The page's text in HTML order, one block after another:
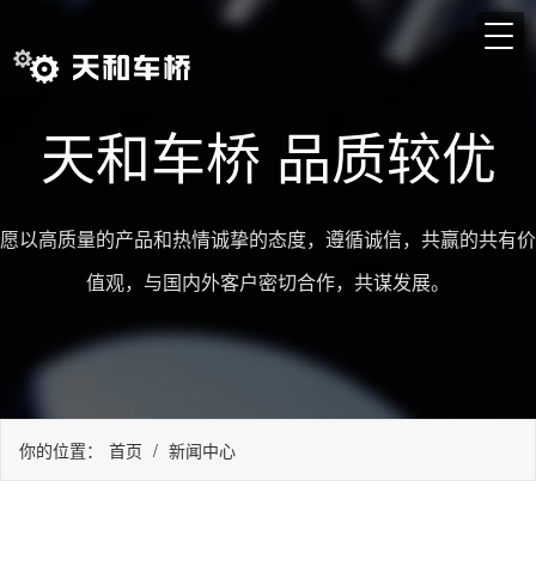
天和车桥 品质较优
愿以高质量的产品和热情诚挚的态度，遵循诚信，共赢的共有价
值观，与国内外客户密切合作，共谋发展。
你的位置： 首页 / 新闻中心